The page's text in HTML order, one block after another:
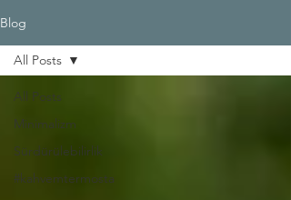
Blog
All Posts
Minimalizm
Sürdürülebilirlik
#kahvemtermosta
All Posts